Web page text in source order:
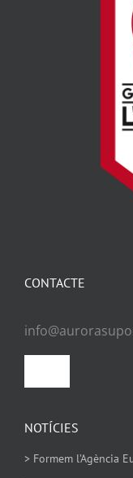
NOTÍCIES
> Formem l’Agència
CONTACTE
Política de Cookies